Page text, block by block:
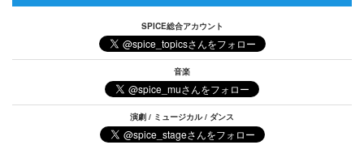
SPICE総合アカウント
音楽
演劇 / ミュージカル / ダンス